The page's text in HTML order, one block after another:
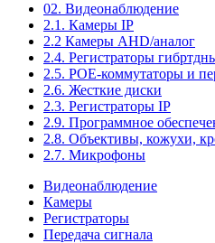
02. Видеонаблюдение
2.1. Камеры IP
2.2 Камеры AHD/аналог
2.4. Регистраторы
2.5. РОЕ-коммутаторы и
2.6. Жесткие диски
2.3. Регистраторы IP
2.9. Программное
2.8. Объективы, кожухи,
2.7. Микрофоны
Видеонаблюдение
Камеры
Регистраторы
Передача сигнала